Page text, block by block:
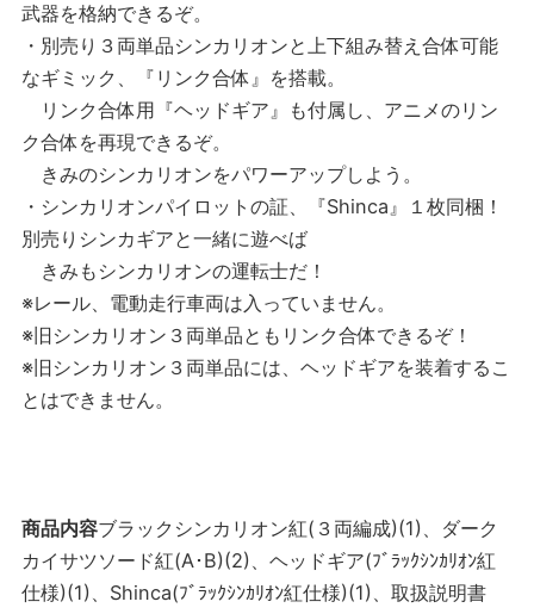
武器を格納できるぞ。
・別売り３両単品シンカリオンと上下組み替え合体可能
なギミック、『リンク合体』を搭載。
リンク合体用『ヘッドギア』も付属し、アニメのリン
ク合体を再現できるぞ。
きみのシンカリオンをパワーアップしよう。
・シンカリオンパイロットの証、『Shinca』１枚同梱！
別売りシンカギアと一緒に遊べば
きみもシンカリオンの運転士だ！
※レール、電動走行車両は入っていません。
※旧シンカリオン３両単品ともリンク合体できるぞ！
※旧シンカリオン３両単品には、ヘッドギアを装着するこ
とはできません。
商品内容ブラックシンカリオン紅(３両編成)(1)、ダーク
カイサツソード紅(A･B)(2)、ヘッドギア(ﾌﾞﾗｯｸｼﾝｶﾘｵﾝ紅
仕様)(1)、Shinca(ﾌﾞﾗｯｸｼﾝｶﾘｵﾝ紅仕様)(1)、取扱説明書